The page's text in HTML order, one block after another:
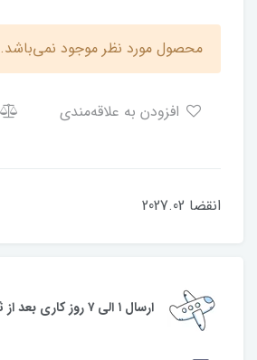
محصول مورد نظر موجود نمی‌باشد.
انقضا 2027.02
ارسال ۱ الی ۷ روز کاری بعد از ثبت سفارش